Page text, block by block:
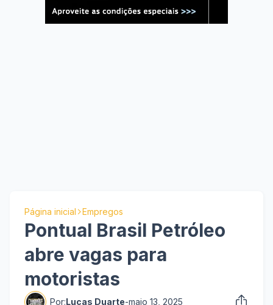
Página inicial Empregos
Pontual Brasil Petróleo
abre vagas para
motoristas
Por:Lucas Duarte-maio 13, 2025